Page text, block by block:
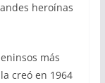
heroínas
más
creó en 1964